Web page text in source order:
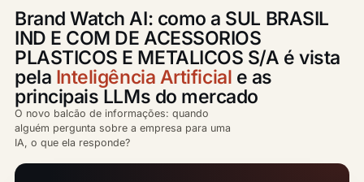
Brand Watch AI: como a SUL BRASIL
IND E COM DE ACESSORIOS
PLASTICOS E METALICOS S/A é vista
pela Inteligência Artificial e as
principais LLMs do mercado
O novo balcão de informações: quando
alguém pergunta sobre a empresa para uma
IA, o que ela responde?